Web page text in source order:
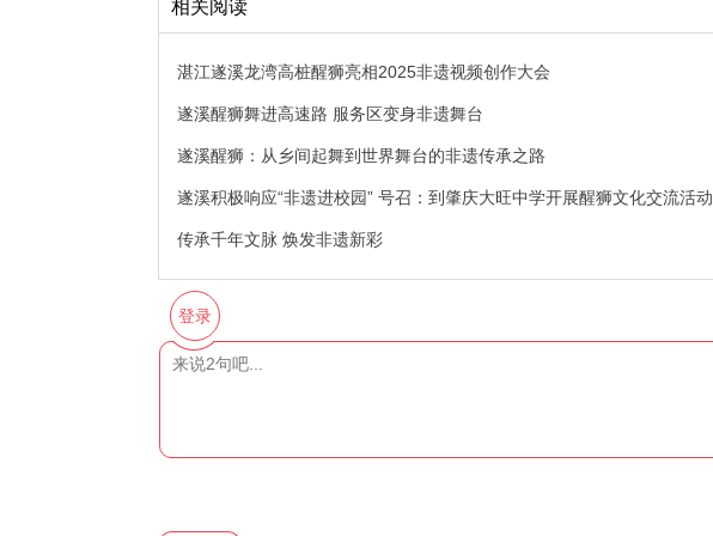
相关阅读
湛江遂溪龙湾高桩醒狮亮相2025非遗视频创作大会
遂溪醒狮舞进高速路 服务区变身非遗舞台
遂溪醒狮：从乡间起舞到世界舞台的非遗传承之路
遂溪积极响应“非遗进校园” 号召：到肇庆大旺中学开展醒狮文化交流活动
传承千年文脉 焕发非遗新彩
登录